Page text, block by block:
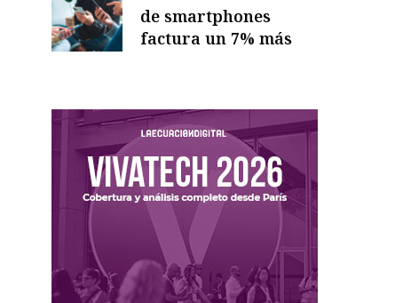
de smartphones
factura un 7% más